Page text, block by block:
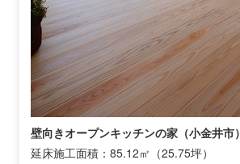
壁向きオープンキッチンの家（小金井市）
延床施工面積：85.12㎡（25.75坪）